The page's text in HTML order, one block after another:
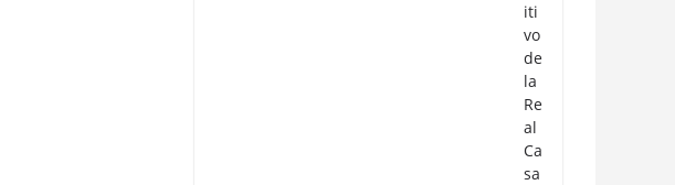
iti
vo
de
la
Re
al
Ca
sa